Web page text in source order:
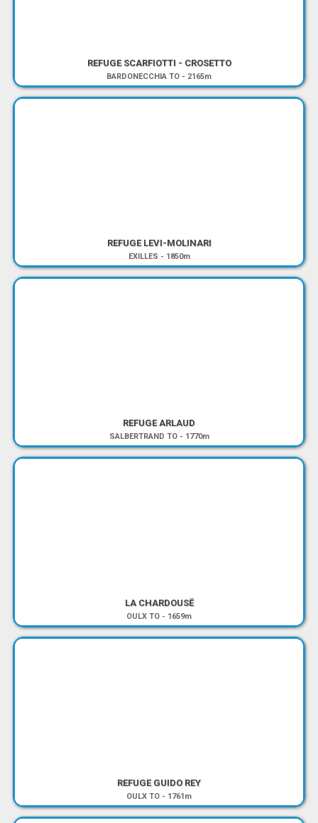
REFUGE SCARFIOTTI - CROSETTO
BARDONECCHIA TO - 2165m
REFUGE LEVI-MOLINARI
EXILLES - 1850m
REFUGE ARLAUD
SALBERTRAND TO- 1770m
LA CHARDOUSË
OULX TO - 1659m
REFUGE GUIDO REY
OULX TO - 1761m